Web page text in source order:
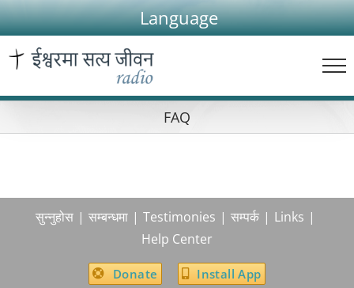
Skip
to
content
Language
FAQ
सुन्नुहोस सम्बन्धमा Testimonies सम्पर्क
Links
Help Center
Donate Install App